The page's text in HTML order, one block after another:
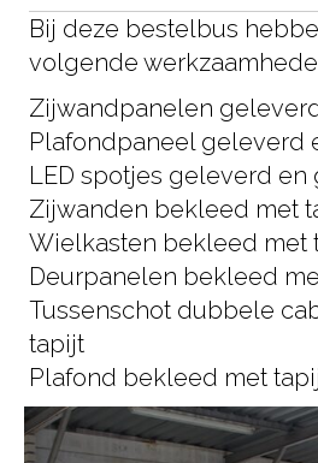
Bij deze bestelbus
volgende
Zijwandpanelen
Plafondpaneel geleverd
LED spotjes geleverd en
Zijwanden bekleed met
Wielkasten bekleed met
Deurpanelen bekleed
Tussenschot dubbele
tapijt
Plafond bekleed met